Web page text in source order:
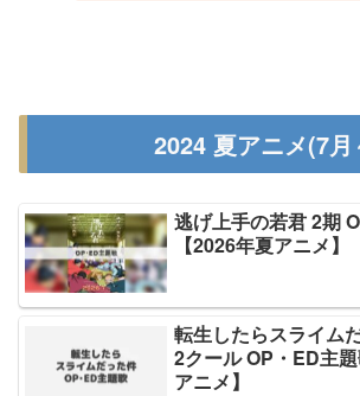
2024 夏アニメ(7月
逃げ上手の若君 2期
【2026年夏アニメ】
転生したらスライム
2クール OP・ED主
アニメ】